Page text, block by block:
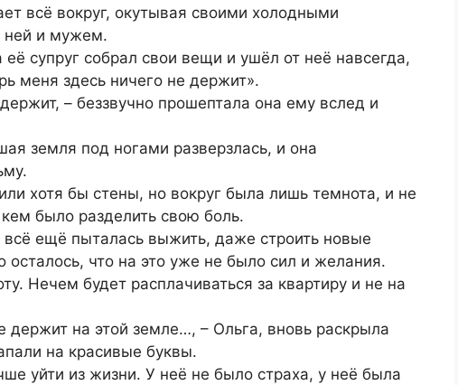
всё вокруг, окутывая своими холодными
ней и мужем.
супруг собрал свои вещи и ушёл от неё навсегда,
меня здесь ничего не держит».
– беззвучно прошептала она ему вслед и
земля под ногами разверзлась, и она
хотя бы стены, но вокруг была лишь темнота, и не
было разделить свою боль.
ещё пыталась выжить, даже строить новые
что на это уже не было сил и желания.
Нечем будет расплачиваться за квартиру и не на
держит на этой земле…, – Ольга, вновь раскрыла
на красивые буквы.
уйти из жизни. У неё не было страха, у неё была